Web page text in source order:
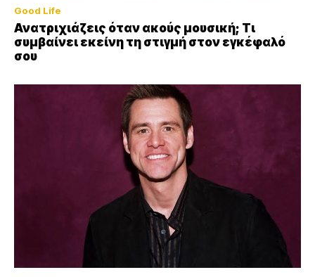
Good Life
Ανατριχιάζεις όταν ακούς μουσική; Τι
συμβαίνει εκείνη τη στιγμή στον εγκέφαλό
σου